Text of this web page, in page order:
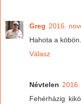
Greg 2016.
Hahota a
Válasz
Névtelen
Fehérházig